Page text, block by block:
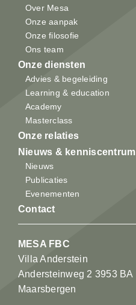
Over Mesa
Onze aanpak
Onze filosofie
Ons team
Onze diensten
Advies & begeleiding
Learning & education
Academy
Masterclass
Onze relaties
Nieuws & kenniscentrum
Nieuws
Publicaties
Evenementen
Contact
MESA FBC
Villa Anderstein
Andersteinweg 2 3953 BA
Maarsbergen